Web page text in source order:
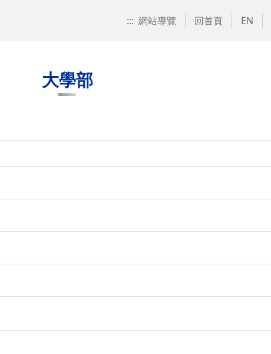
::: 網站導覽 回首頁 EN
大學部